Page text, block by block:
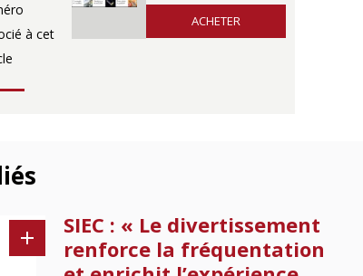
à cet
ACHETER
SIEC : « Le divertissement
renforce la fréquentation